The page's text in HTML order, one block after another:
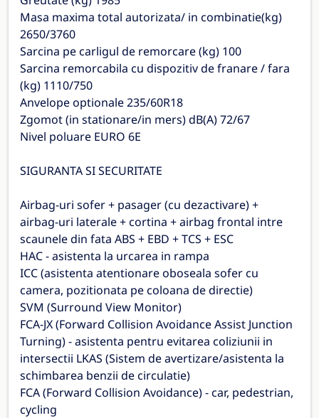
Masa maxima total autorizata/ in combinatie(kg)
2650/3760
Sarcina pe carligul de remorcare (kg) 100
Sarcina remorcabila cu dispozitiv de franare / fara
(kg) 1110/750
Anvelope optionale 235/60R18
Zgomot (in stationare/in mers) dB(A) 72/67
Nivel poluare EURO 6E
SIGURANTA SI SECURITATE
Airbag-uri sofer + pasager (cu dezactivare) +
airbag-uri laterale + cortina + airbag frontal intre
scaunele din fata ABS + EBD + TCS + ESC
HAC - asistenta la urcarea in rampa
ICC (asistenta atentionare oboseala sofer cu
camera, pozitionata pe coloana de directie)
SVM (Surround View Monitor)
FCA-JX (Forward Collision Avoidance Assist Junction
Turning) - asistenta pentru evitarea coliziunii in
intersectii LKAS (Sistem de avertizare/asistenta la
schimbarea benzii de circulatie)
FCA (Forward Collision Avoidance) - car, pedestrian,
cycling